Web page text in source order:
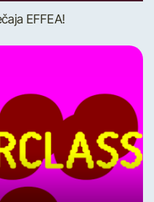
EFFEA!